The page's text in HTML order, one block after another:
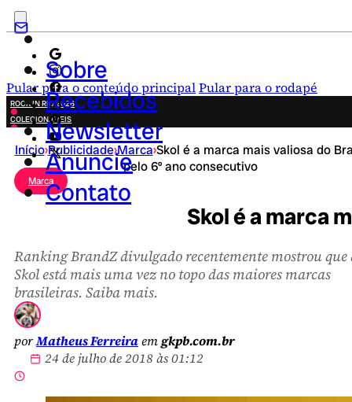
Pular para o conteúdo principalPular para o rodapé
Sobre
Recebidos
Newsletter
Anuncie
Contato
ROCK IN RIO 2026
COLECIONÁVEIS
FESTA JUNINA
NOVIDADES
CAMPANHAS CRIATIVAS
Início›Publicidade›Marca›Skol é a marca mais valiosa do
pelo 6º ano consecutivo
Marca
Skol é a marca
Ranking BrandZ divulgado recentemente mostrou que
Skol está mais uma vez no topo das maiores marcas
brasileiras. Saiba mais.
porMatheus Ferreiraemgkpb.com.br
24 de julho de 2018 às 01:12